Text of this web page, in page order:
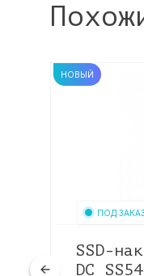
НОВЫЙ
ПОД ЗАКАЗ
SSD-
DC